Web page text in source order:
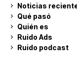
Noticias
Qué pasó
Quién es
Ruido Ads
Ruido podcast